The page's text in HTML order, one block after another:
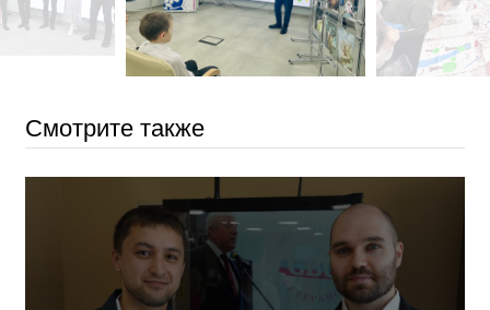
Смотрите также